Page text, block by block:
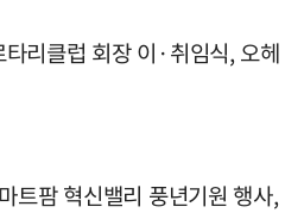
리클럽 회장 이·취임식, 오헤
팜 혁신밸리 풍년기원 행사,